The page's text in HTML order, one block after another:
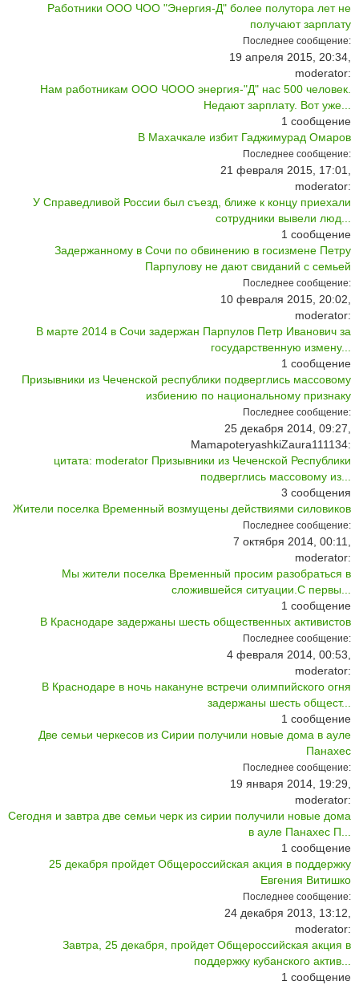
Работники ООО ЧОО "Энергия-Д" более полутора лет не
получают зарплату
Последнее сообщение:
19 апреля 2015, 20:34,
moderator:
Нам работникам ООО ЧООО энергия-"Д" нас 500 человек.
Недают зарплату. Вот уже...
1 сообщение
В Махачкале избит Гаджимурад Омаров
Последнее сообщение:
21 февраля 2015, 17:01,
moderator:
У Справедливой России был съезд, ближе к концу приехали
сотрудники вывели люд...
1 сообщение
Задержанному в Сочи по обвинению в госизмене Петру
Парпулову не дают свиданий с семьей
Последнее сообщение:
10 февраля 2015, 20:02,
moderator:
В марте 2014 в Сочи задержан Парпулов Петр Иванович за
государственную измену...
1 сообщение
Призывники из Чеченской республики подверглись массовому
избиению по национальному признаку
Последнее сообщение:
25 декабря 2014, 09:27,
MamapoteryashkiZaura111134:
цитата: moderator Призывники из Чеченской Республики
подверглись массовому из...
3 сообщения
Жители поселка Временный возмущены действиями силовиков
Последнее сообщение:
7 октября 2014, 00:11,
moderator:
Мы жители поселка Временный просим разобраться в
сложившейся ситуации.С первы...
1 сообщение
В Краснодаре задержаны шесть общественных активистов
Последнее сообщение:
4 февраля 2014, 00:53,
moderator:
В Краснодаре в ночь накануне встречи олимпийского огня
задержаны шесть общест...
1 сообщение
Две семьи черкесов из Сирии получили новые дома в ауле
Панахес
Последнее сообщение:
19 января 2014, 19:29,
moderator:
Сегодня и завтра две семьи черк из сирии получили новые дома
в ауле Панахес П...
1 сообщение
25 декабря пройдет Общероссийская акция в поддержку
Евгения Витишко
Последнее сообщение:
24 декабря 2013, 13:12,
moderator:
Завтра, 25 декабря, пройдет Общероссийская акция в
поддержку кубанского актив...
1 сообщение